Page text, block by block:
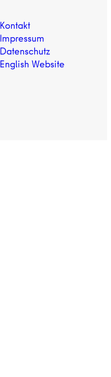
Kontakt
Impressum
Datenschutz
English Website